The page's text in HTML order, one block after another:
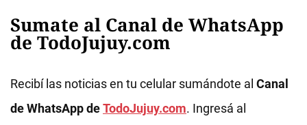
Sumate al Canal de WhatsApp
de TodoJujuy.com
Recibí las noticias en tu celular sumándote al Canal
de WhatsApp deTodoJujuy.com. Ingresá al